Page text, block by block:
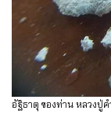
อัฐิธาตุ ของท่าน หลวงปู่